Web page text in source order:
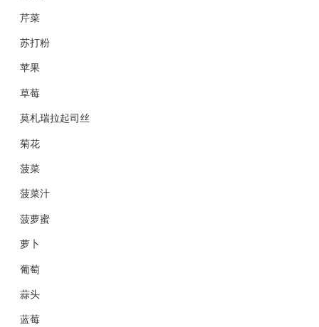
芹菜
苏打粉
苹果
草莓
莫札瑞拉起司丝
菊花
菠菜
菠菜汁
菠萝蜜
萝卜
葡萄
蒜头
蓝莓